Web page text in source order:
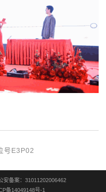
号E3P02
备案： 31011202006462
备14049148号-1